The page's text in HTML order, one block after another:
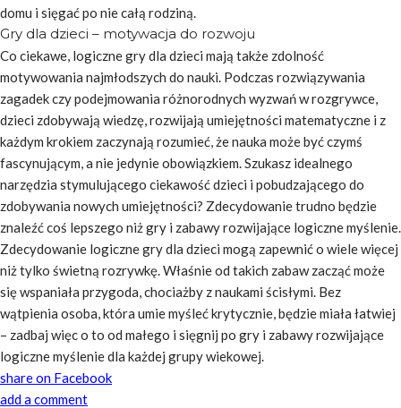
domu i sięgać po nie całą rodziną.
Gry dla dzieci – motywacja do rozwoju
Co ciekawe, logiczne gry dla dzieci mają także zdolność
motywowania najmłodszych do nauki. Podczas rozwiązywania
zagadek czy podejmowania różnorodnych wyzwań w rozgrywce,
dzieci zdobywają wiedzę, rozwijają umiejętności matematyczne i z
każdym krokiem zaczynają rozumieć, że nauka może być czymś
fascynującym, a nie jedynie obowiązkiem. Szukasz idealnego
narzędzia stymulującego ciekawość dzieci i pobudzającego do
zdobywania nowych umiejętności? Zdecydowanie trudno będzie
znaleźć coś lepszego niż gry i zabawy rozwijające logiczne myślenie.
Zdecydowanie logiczne gry dla dzieci mogą zapewnić o wiele więcej
niż tylko świetną rozrywkę. Właśnie od takich zabaw zacząć może
się wspaniała przygoda, chociażby z naukami ścisłymi. Bez
wątpienia osoba, która umie myśleć krytycznie, będzie miała łatwiej
– zadbaj więc o to od małego i sięgnij po gry i zabawy rozwijające
logiczne myślenie dla każdej grupy wiekowej.
share on Facebook
add a comment